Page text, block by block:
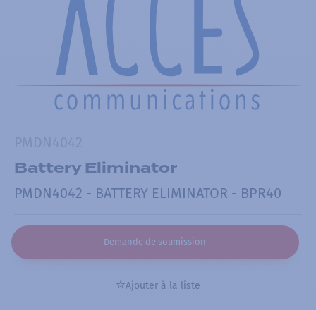
Battery Eliminator
PMDN4042 - BATTERY ELIMINATOR - BPR40
Demande de soumission
Ajouter à la liste